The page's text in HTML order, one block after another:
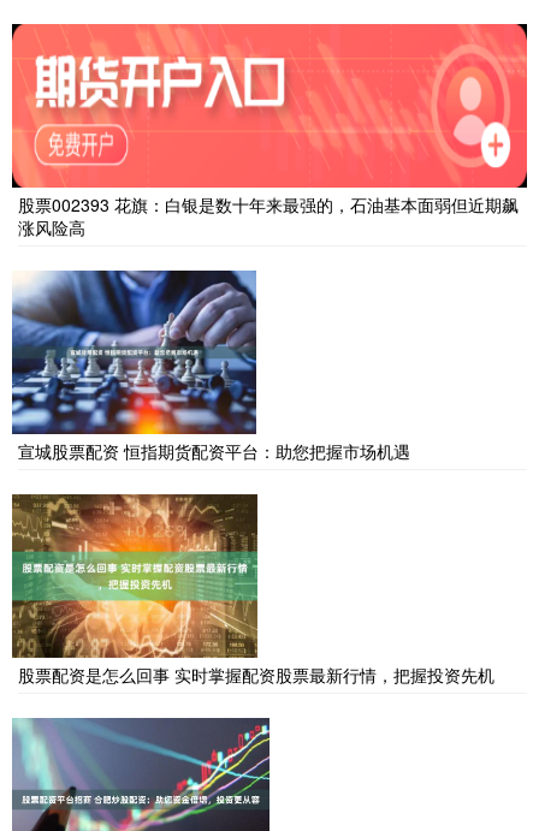
股票002393 花旗：白银是数十年来最强的，石油基本面弱但近期飙
涨风险高
宣城股票配资 恒指期货配资平台：助您把握市场机遇
股票配资是怎么回事 实时掌握配资股票最新行情，把握投资先机